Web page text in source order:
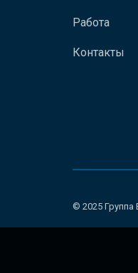
Работа
Контакты
© 2025 Группа